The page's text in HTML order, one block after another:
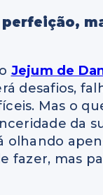
Jejum de
desafios,
Mas o
da
olhando
fazer, mas